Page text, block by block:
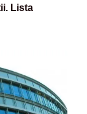
Lista